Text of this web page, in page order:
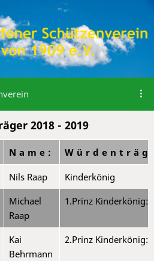
2018 - 2019
Name:
Nils Raap
Kinderkönig
Michael
Raap
1.Prinz Kinderkönig:
Kai
Behrmann
2.Prinz Kinderkönig: